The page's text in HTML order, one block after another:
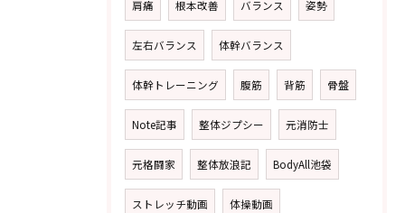
肩痛 根本改善 バランス 姿勢
左右バランス 体幹バランス
体幹トレーニング 腹筋 背筋 骨盤
Note記事 整体ジプシー 元消防士
元格闘家 整体放浪記 BodyAll池袋
ストレッチ動画 体操動画